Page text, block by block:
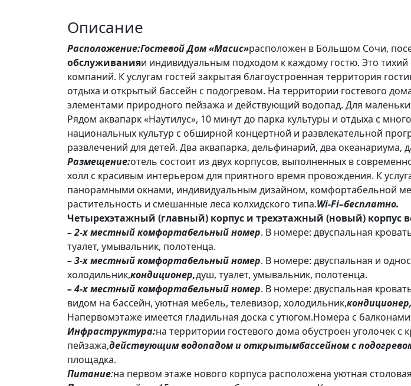
Описание
Расположение:Гостевой Дом «Масис»расположен в Большом Сочи,
обслуживанияи индивидуальным подходом к каждому гостю. Это
компаний. К услугам гостей закрытая благоустроенная территория
отдыха и открытый бассейн с подогревом. На территории гостевого
элементами природного пейзажа и действующий водопад. Для
Рядом аквапарк «Наутилус», 10 минут до парка культуры и отдыха с
национальных культур с обширной концертной и развлекательной
развлечений для детей. Два аквапарка, дельфинарий, два океанариума,
Размещение:отель состоит из двух корпусов, выполненных в
холл с красивым интерьером для приятного время провождения. К
панорамными окнами, индивидуальным дизайном, комфортабельной
растительность и смешанные леса колхидского типа.Wi-Fi–бесплатно.
Четырехэтажный (главный) корпус и трехэтажный (новый) корпус
– 2-х местный комфортабельный номер. В номере: двуспальная
туалет, умывальник, полотенца.
– 3-х местный комфортабельный номер. В номере: двуспальная и
холодильник,кондиционер,душ, туалет, умывальник, полотенца.
– 4-х местный комфортабельный номер. В номере: двуспальная
видом на бассейн, уютная мебель, телевизор, холодильник,кондиционер,
Напервомэтаже имеется гладильная доска с утюгом.Номера с
Инфраструктура:на территории гостевого дома обустроен уголочек
пейзажа,действующим водопадом и открытымбассейном с
площадка.
Питание:на первом этаже нового корпуса расположена уютная